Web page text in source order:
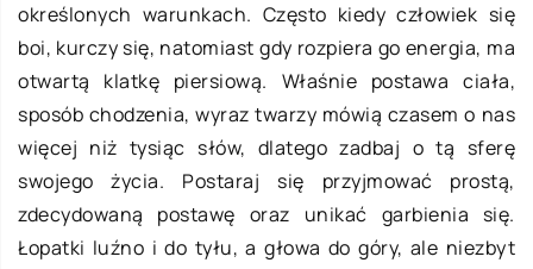
określonych warunkach. Często kiedy człowiek się
boi, kurczy się, natomiast gdy rozpiera go energia, ma
otwartą klatkę piersiową. Właśnie postawa ciała,
sposób chodzenia, wyraz twarzy mówią czasem o nas
więcej niż tysiąc słów, dlatego zadbaj o tą sferę
swojego życia. Postaraj się przyjmować prostą,
zdecydowaną postawę oraz unikać garbienia się.
Łopatki luźno i do tyłu, a głowa do góry, ale niezbyt